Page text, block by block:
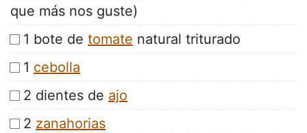
que más nos guste)
1 bote de tomate natural triturado
1 cebolla
2 dientes de ajo
2 zanahorias